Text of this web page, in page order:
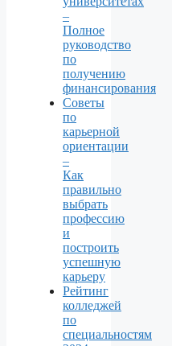
–
Полное
руководство
по
получению
финансирования
Советы
по
карьерной
ориентации
–
Как
правильно
выбрать
профессию
и
построить
успешную
карьеру
Рейтинг
колледжей
по
специальностям